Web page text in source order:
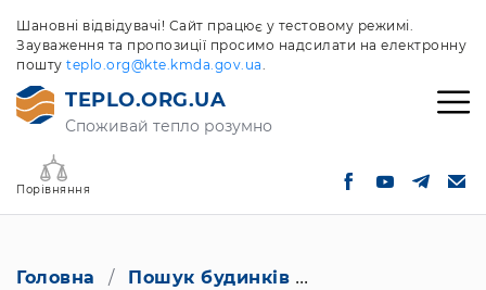
Шановні відвідувачі! Сайт працює у тестовому режимі.
Зауваження та пропозиції просимо надсилати на електронну
пошту teplo.org@kte.kmda.gov.ua.
TEPLO.ORG.UA
Споживай тепло розумно
Порівняння
Головна Пошук будинків